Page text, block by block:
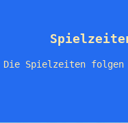
Die Spielzeiten